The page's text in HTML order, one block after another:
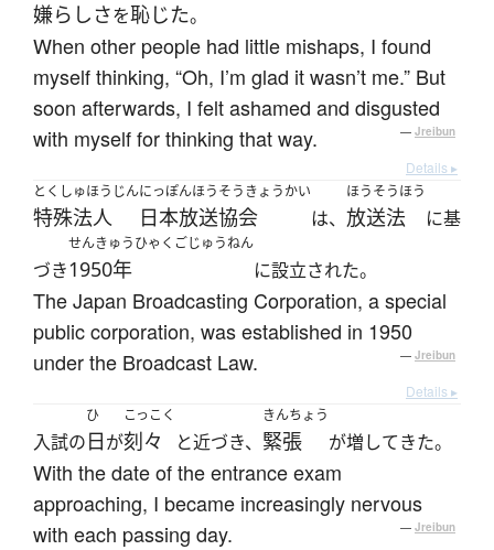
嫌らしさを恥じた。
When other people had little mishaps, I found
myself thinking, “Oh, I’m glad it wasn’t me.” But
soon afterwards, I felt ashamed and disgusted
with myself for thinking that way.
— Jreibun
Details ▸
とくしゅほうじん
特殊法人
にっぽんほうそうきょうかい
日本放送協会 は、
ほうそうほう
放送法 に基
づき
せんきゅうひゃくごじゅうねん
1950年 に設立された。
The Japan Broadcasting Corporation, a special
public corporation, was established in 1950
under the Broadcast Law.
— Jreibun
Details ▸
入試の
ひ
日が
こっこく
刻々 と近づき、
きんちょう
緊張 が増してきた。
With the date of the entrance exam
approaching, I became increasingly nervous
with each passing day.
— Jreibun